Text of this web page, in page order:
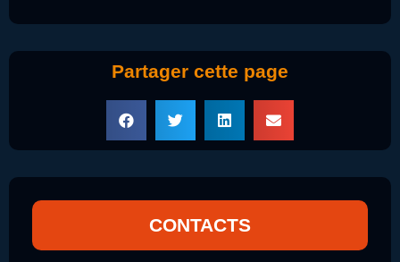
Partager cette page
CONTACTS